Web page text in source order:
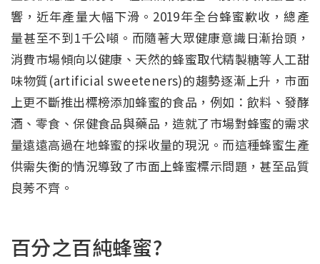
響，近年產量大幅下滑。2019年全台蜂蜜歉收，總產
量甚至不到1千公噸。而隨著大眾健康意識日漸抬頭，
消費市場傾向以健康、天然的蜂蜜取代精製糖等人工甜
味物質(artificial sweeteners)的趨勢逐漸上升，市面
上更不斷推出標榜添加蜂蜜的食品，例如：飲料、發酵
酒、零食、保健食品與藥品，造就了市場對蜂蜜的需求
量遠遠高過在地蜂蜜的採收量的現況。而這種蜂蜜生產
供需失衡的情況導致了市面上蜂蜜標示問題，甚至品質
良莠不齊。
百分之百純蜂蜜?